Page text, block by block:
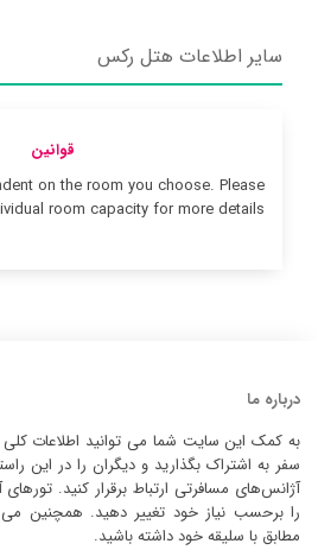
سایر اطلاعات هتل رکس
قوانین
on the room you choose. Please
room capacity for more details.
درباره ما
به کمک این سایت شما می توانید اطلاعات
سفر به اشتراک بگذارید و دیگران را در این
آژانس‌های مسافرتی ارتباط برقرار کنید.
را برحسب نیاز خود تغییر دهید. همچنین می
مطابق با سلیقه خود داشته باشید.